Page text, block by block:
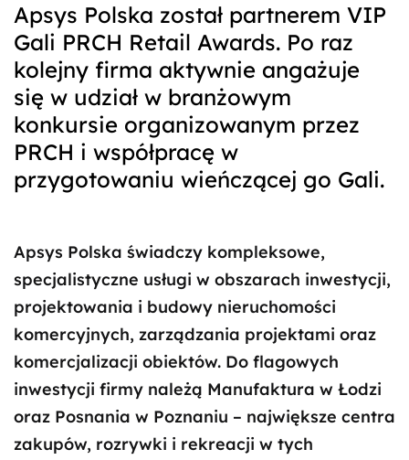
Apsys Polska został partnerem VIP
Gali PRCH Retail Awards. Po raz
kolejny firma aktywnie angażuje
się w udział w branżowym
konkursie organizowanym przez
PRCH i współpracę w
przygotowaniu wieńczącej go Gali.
Apsys Polska świadczy kompleksowe,
specjalistyczne usługi w obszarach inwestycji,
projektowania i budowy nieruchomości
komercyjnych, zarządzania projektami oraz
komercjalizacji obiektów. Do flagowych
inwestycji firmy należą Manufaktura w Łodzi
oraz Posnania w Poznaniu – największe centra
zakupów, rozrywki i rekreacji w tych